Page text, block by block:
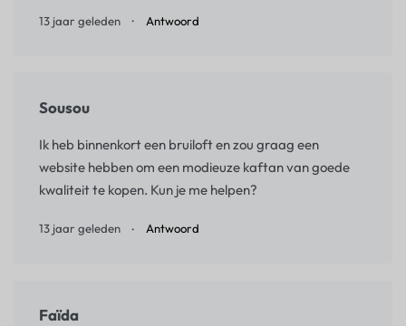
13 jaar geleden Antwoord
Sousou
Ik heb binnenkort een bruiloft en zou graag een
website hebben om een modieuze kaftan van goede
kwaliteit te kopen. Kun je me helpen?
13 jaar geleden Antwoord
Faïda